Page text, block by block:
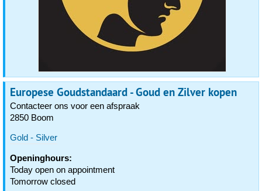
Europese Goudstandaard - Goud en Zilver kopen
Contacteer ons voor een afspraak
2850 Boom
Gold - Silver
Openinghours:
Today open on appointment
Tomorrow closed